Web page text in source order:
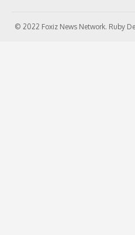
© 2022 Foxiz News Network. Ruby